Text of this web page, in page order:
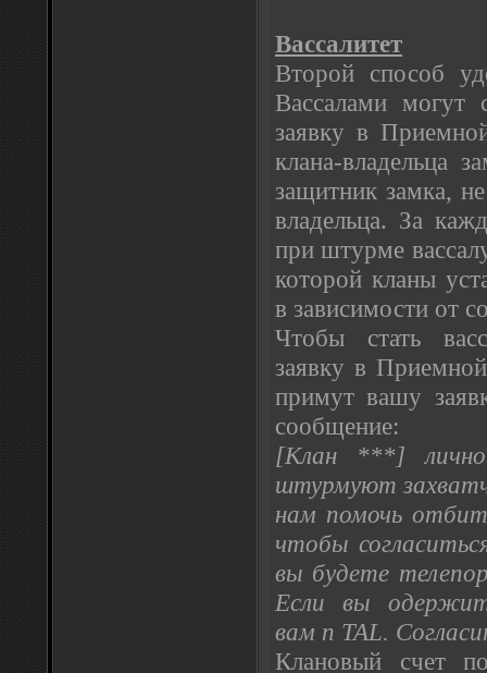
Вассалитет
Второй способ
Вассалами могут
заявку в
клана-владельца
защитник замка,
владельца. За
при штурме
которой кланы
в зависимости от
Чтобы стать
заявку в
примут вашу
сообщение:
[Клан ***]
штурмуют
нам помочь
чтобы
вы будете
Если вы
вам n TAL.
Клановый счет